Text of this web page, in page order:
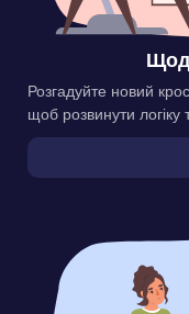
Розгадуйте новий
щоб розвинути логіку